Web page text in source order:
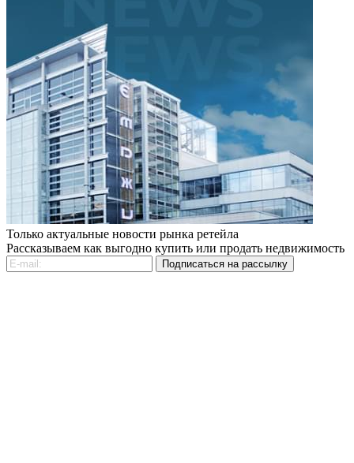
Только актуальные новости рынка ретейла
Рассказываем как выгодно купить или продать недвижимость